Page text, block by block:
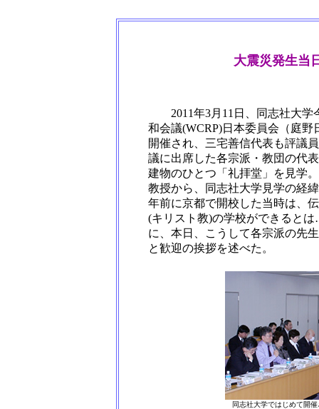
大震災発生当
2011年3月11日、同志社大学
和会議(WCRP)日本委員会（庭
開催され、三宅善信代表も評議
議に出席した各宗派・教団の代
建物のひとつ「礼拝堂」を見学
教授から、同志社大学見学の経
年前に京都で開校した当時は、
(キリスト教)の学校ができると
に、本日、こうして各宗派の先
と歓迎の挨拶を述べた。
同志社大学ではじめて開